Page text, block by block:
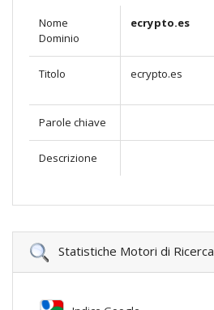
Nome
Dominio
ecrypto.es
Titolo ecrypto.es
Parole chiave
Descrizione
Statistiche Motori di Ricerca